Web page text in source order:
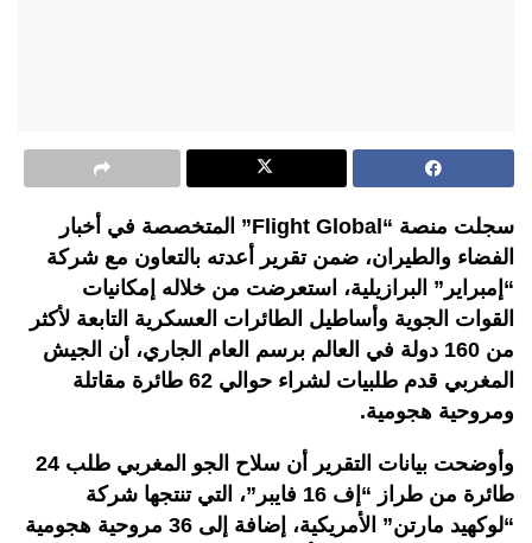
سجلت منصة “Flight Global” المتخصصة في أخبار
الفضاء والطيران، ضمن تقرير أعدته بالتعاون مع شركة
“إمبراير” البرازيلية، استعرضت من خلاله إمكانيات
القوات الجوية وأساطيل الطائرات العسكرية التابعة لأكثر
من 160 دولة في العالم برسم العام الجاري، أن الجيش
المغربي قدم طلبيات لشراء حوالي 62 طائرة مقاتلة
ومروحية هجومية.
وأوضحت بيانات التقرير أن سلاح الجو المغربي طلب 24
طائرة من طراز “إف 16 فايبر”، التي تنتجها شركة
“لوكهيد مارتن” الأمريكية، إضافة إلى 36 مروحية هجومية